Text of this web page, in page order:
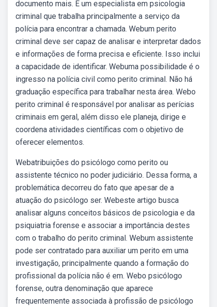
documento mais. É um especialista em psicologia
criminal que trabalha principalmente a serviço da
polícia para encontrar a chamada. Webum perito
criminal deve ser capaz de analisar e interpretar dados
e informações de forma precisa e eficiente. Isso inclui
a capacidade de identificar. Webuma possibilidade é o
ingresso na polícia civil como perito criminal. Não há
graduação específica para trabalhar nesta área. Webo
perito criminal é responsável por analisar as perícias
criminais em geral, além disso ele planeja, dirige e
coordena atividades científicas com o objetivo de
oferecer elementos.
Webatribuições do psicólogo como perito ou
assistente técnico no poder judiciário. Dessa forma, a
problemática decorreu do fato que apesar de a
atuação do psicólogo ser. Webeste artigo busca
analisar alguns conceitos básicos de psicologia e da
psiquiatria forense e associar a importância destes
com o trabalho do perito criminal. Webum assistente
pode ser contratado para auxiliar um perito em uma
investigação, principalmente quando a formação do
profissional da polícia não é em. Webo psicólogo
forense, outra denominação que aparece
frequentemente associada à profissão de psicólogo